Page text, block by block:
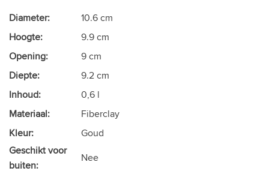
Diameter:
10.6 cm
Hoogte:
9.9 cm
Opening:
9 cm
Diepte:
9.2 cm
Inhoud:
0,6 l
Materiaal:
Fiberclay
Kleur:
Goud
Geschikt voor
buiten:
Nee